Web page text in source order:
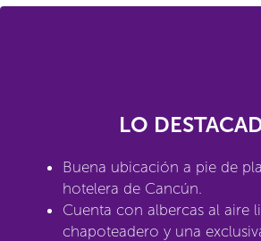
LO
Buena ubicación a pie de
hotelera de Cancún.
Cuenta con albercas al aire
chapoteadero y una